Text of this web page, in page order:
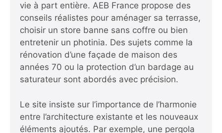
vie à part entière. AEB France propose des
conseils réalistes pour aménager sa terrasse,
choisir un store banne sans coffre ou bien
entretenir un photinia. Des sujets comme la
rénovation d’une façade de maison des
années 70 ou la protection d’un bardage au
saturateur sont abordés avec précision.
Le site insiste sur l’importance de l’harmonie
entre l’architecture existante et les nouveaux
éléments ajoutés. Par exemple, une pergola